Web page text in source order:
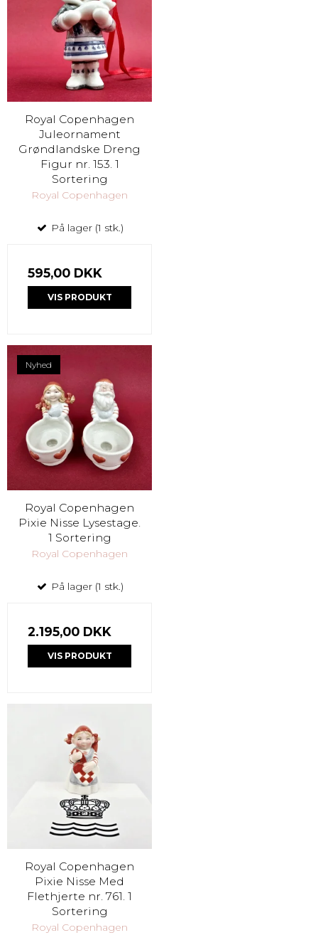
Royal Copenhagen
Juleornament
Grøndlandske Dreng
Figur nr. 153. 1
Sortering
Royal Copenhagen
På lager (1 stk.)
595,00 DKK
VIS PRODUKT
Nyhed
Royal Copenhagen
Pixie Nisse Lysestage.
1 Sortering
Royal Copenhagen
På lager (1 stk.)
2.195,00 DKK
VIS PRODUKT
Royal Copenhagen
Pixie Nisse Med
Flethjerte nr. 761. 1
Sortering
Royal Copenhagen